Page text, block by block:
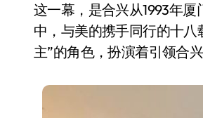
净利润暴跌
这一幕，是合兴从1993年
中，与美的携手同行的十
主”的角色，扮演着引领合